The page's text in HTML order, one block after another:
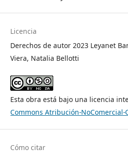
Licencia
Derechos de autor 2023 Leyanet
Viera, Natalia Bellotti
Esta obra está bajo una licencia
Commons Atribución-
Cómo citar